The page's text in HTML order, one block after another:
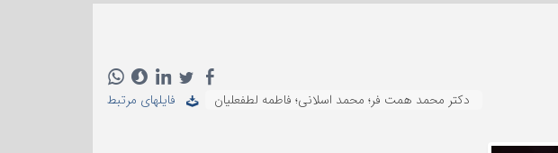
دکتر محمد همت فر؛ محمد اسلانی؛ فاطمه لطفعلیان
فایلهای مرتبط